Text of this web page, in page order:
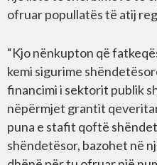
ofruar popullatës të atij
“Kjo nënkupton që
kemi sigurime
financimi i sektorit publik
nëpërmjet grantit
puna e stafit qoftë
shëndetësor, bazohet në